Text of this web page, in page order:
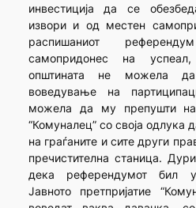
инвестиција да се
извори и од местен
распишаниот
самопридонес на
општината не можела
воведување на
можела да му препушти на
“Комуналец” со своја одлука
на граѓаните и сите други
пречистителна станица.
дека референдумот бил
Јавното претпријатие